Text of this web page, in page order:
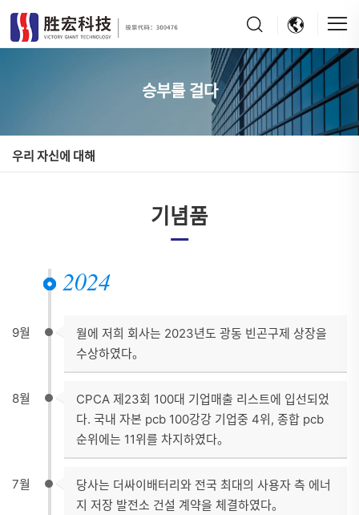
승부를 걸다
우리 자신에 대해
기념품
2024
9월
월에 저희 회사는 2023년도 광동 빈곤구제 상장을
수상하였다。
8월
CPCA 제23회 100대 기업매출 리스트에 입선되었
다. 국내 자본 pcb 100강강 기업중 4위, 종합 pcb
순위에는 11위를 차지하였다。
7월
당사는 더싸이배터리와 전국 최대의 사용자 측 에너
지 저장 발전소 건설 계약을 체결하였다。